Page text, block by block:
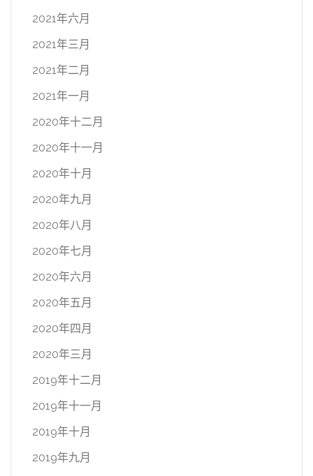
2021年六月
2021年三月
2021年二月
2021年一月
2020年十二月
2020年十一月
2020年十月
2020年九月
2020年八月
2020年七月
2020年六月
2020年五月
2020年四月
2020年三月
2019年十二月
2019年十一月
2019年十月
2019年九月